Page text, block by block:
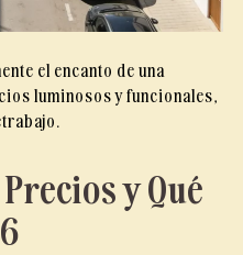
el encanto de una
luminosos y funcionales,
y Qué